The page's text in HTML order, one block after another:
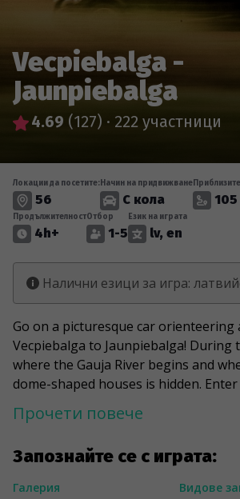
Vecpiebalga -
Jaunpiebalga
4.69 (127) · 222 участници
Запознайте се с играта:
Галерия
Видове
Локации да посетите:
56
Начин на придвижване
С кола
Продължителност
4h+
Отбор
1-5
Език на играта
lv, en
Налични езици за игра:
Go on a picturesque car
Vecpiebalga to Jaunpiebalga! During
where the Gauja River begins and
dome-shaped houses is hidden.
Increase your strength with Banuzi
"Saulrieti" and Kencis hat to discover
Piebalga so special. And it's not just
Прочети повече